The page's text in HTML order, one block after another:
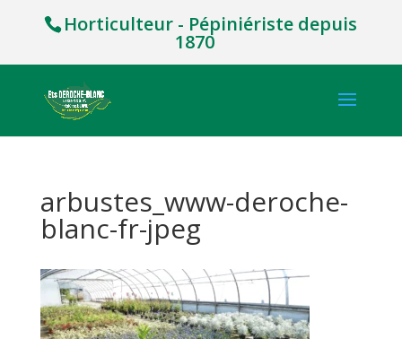
Horticulteur - Pépiniériste depuis
1870
arbustes_www-deroche-
blanc-fr-jpeg